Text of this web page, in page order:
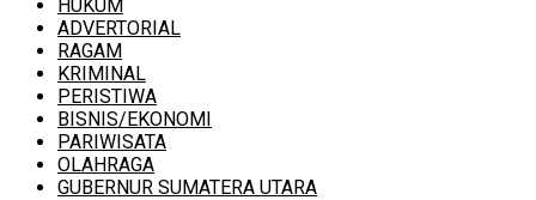
HUKUM
ADVERTORIAL
RAGAM
KRIMINAL
PERISTIWA
BISNIS/EKONOMI
PARIWISATA
OLAHRAGA
GUBERNUR SUMATERA UTARA